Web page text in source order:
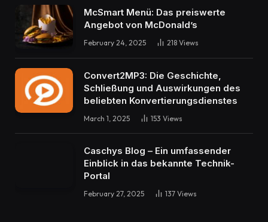
McSmart Menü: Das preiswerte
Angebot von McDonald’s
February 24, 2025 218 Views
Convert2MP3: Die Geschichte,
Schließung und Auswirkungen des
beliebten Konvertierungsdienstes
March 1, 2025 153 Views
Caschys Blog – Ein umfassender
Einblick in das bekannte Technik-
Portal
February 27, 2025 137 Views